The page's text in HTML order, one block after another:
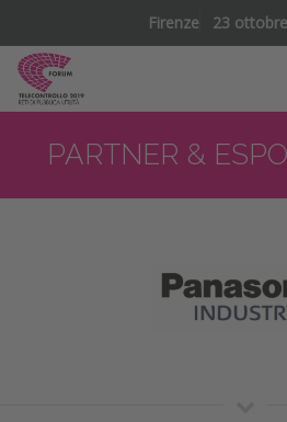
Firenze 23
PARTNER &